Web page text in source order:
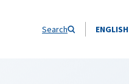
Search ENGLISH